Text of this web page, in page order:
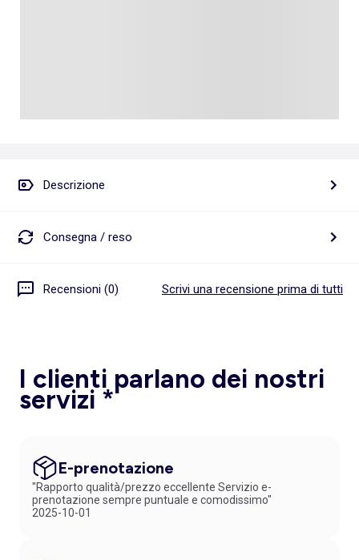
Descrizione
Consegna / reso
Recensioni (0) Scrivi una recensione prima di tutti
I clienti parlano dei nostri
servizi *
E-prenotazione
"Rapporto qualità/prezzo eccellente Servizio e-
prenotazione sempre puntuale e comodissimo"
2025-10-01